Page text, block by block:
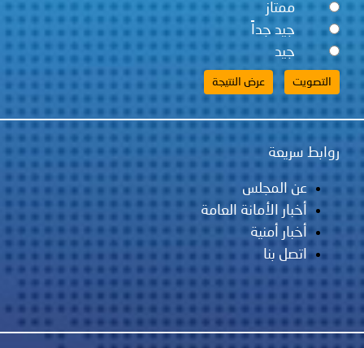
ممتاز
جيد جداً
جيد
روابط سريعة
عن المجلس
أخبار الأمانة العامة
أخبار أمنية
اتصل بنا